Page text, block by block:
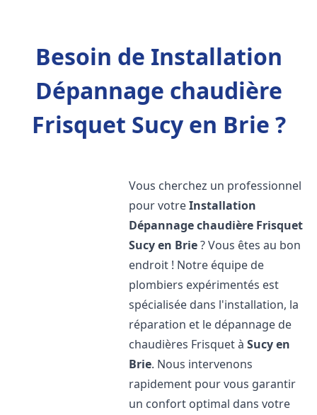
Besoin de Installation
Dépannage chaudière
Frisquet Sucy en Brie ?
Vous cherchez un professionnel
pour votreInstallation
Dépannage chaudière Frisquet
Sucy en Brie? Vous êtes au bon
endroit ! Notre équipe de
plombiers expérimentés est
spécialisée dans l'installation, la
réparation et le dépannage de
chaudières Frisquet àSucy en
Brie. Nous intervenons
rapidement pour vous garantir
un confort optimal dans votre